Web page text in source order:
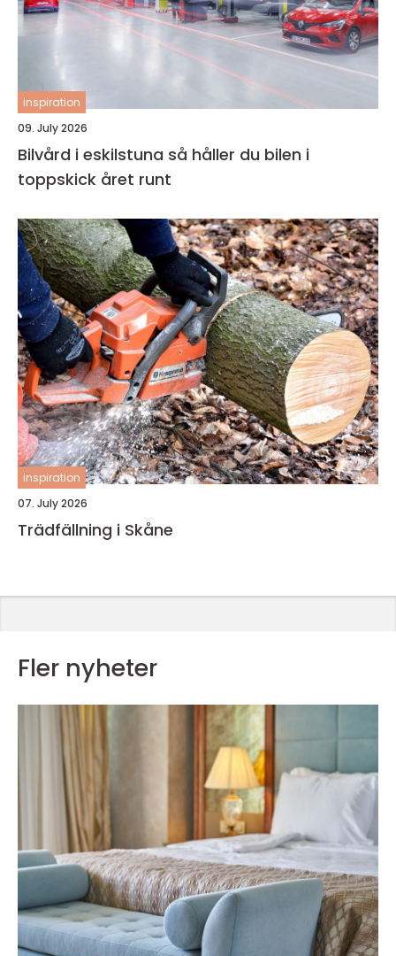
inspiration
09. July 2026
Bilvård i eskilstuna så håller du bilen i
toppskick året runt
inspiration
07. July 2026
Trädfällning i Skåne
Fler nyheter